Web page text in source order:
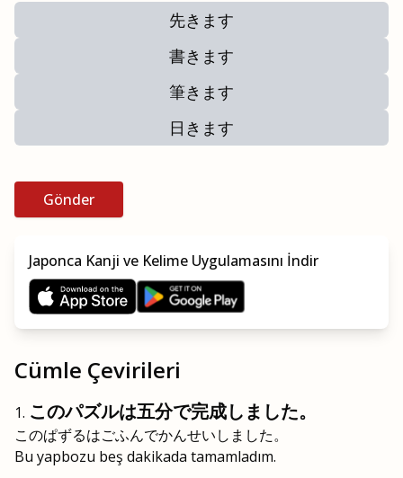
先きます
書きます
筆きます
日きます
Gönder
Japonca Kanji ve Kelime Uygulamasını İndir
Cümle Çevirileri
このパズルは五分で完成しました。
このぱずるはごふんでかんせいしました。
Bu yapbozu beş dakikada tamamladım.